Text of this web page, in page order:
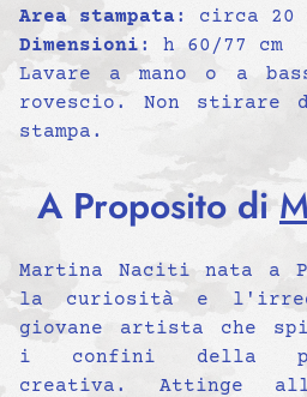
Area stampata: circa 20
Dimensioni : h 60/77 cm
Lavare a mano o a
rovescio. Non stirare
stampa.
A Proposito di
Martina Naciti nata a
la curiosità e
giovane artista che
i confini della
creativa. Attinge